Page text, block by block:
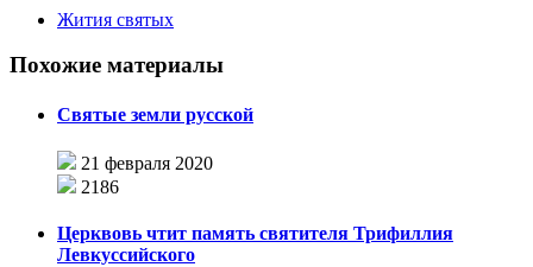
Жития святых
Похожие материалы
Святые земли русской
21 февраля 2020
2186
Церквовь чтит память святителя Трифиллия
Левкуссийского